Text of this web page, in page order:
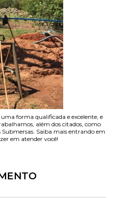
forma qualificada e excelente, e
além dos citados, como
Saiba mais entrando em
em atender você!